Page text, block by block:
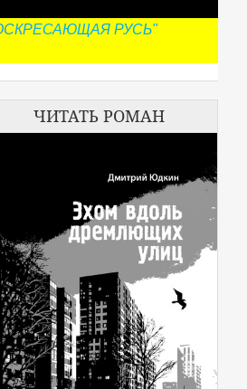
РУСЬ"
ЧИТАТЬ РОМАН